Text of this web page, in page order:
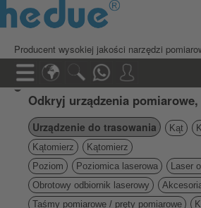
Producent wysokiej jakości narzędzi
Odkryj urządzenia
Urządzenie do trasowania Kąt
Kątomierz
Kątomierz
Poziom
Poziomica laserowa
Laser
Obrotowy odbiornik laserowy
Taśmy pomiarowe / pręty pomiarowe